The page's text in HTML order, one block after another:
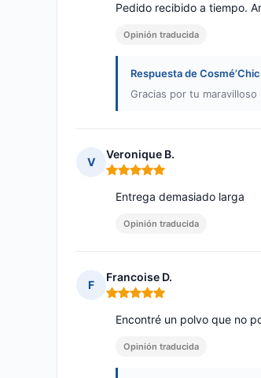
Pedido recibido a tiempo.
Opinión traducida
Respuesta de Cosmé’Chic
Gracias por tu
V
Veronique B.
Nota: 5 de 5
Entrega demasiado larga
Opinión traducida
F
Francoise D.
Nota: 5 de 5
Encontré un polvo que no
Opinión traducida